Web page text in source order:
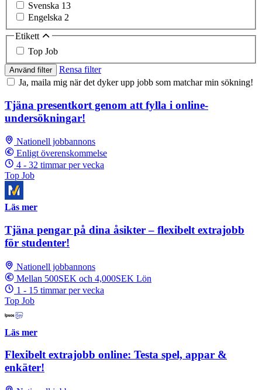
Svenska 13
Engelska 2
Etikett
Top Job
Använd filter
Rensa filter
Ja, maila mig när det dyker upp jobb som matchar min sökning!
Tjäna presentkort genom att fylla i online-
undersökningar!
Nationell jobbannons
Enligt överenskommelse
4 - 32 timmar per vecka
Top Job
Läs mer
Tjäna pengar på dina åsikter – flexibelt extrajobb
för studenter!
Nationell jobbannons
Mellan 500SEK och 4,000SEK Lön
1 - 15 timmar per vecka
Top Job
Läs mer
Flexibelt extrajobb online: Testa spel, appar &
enkäter!